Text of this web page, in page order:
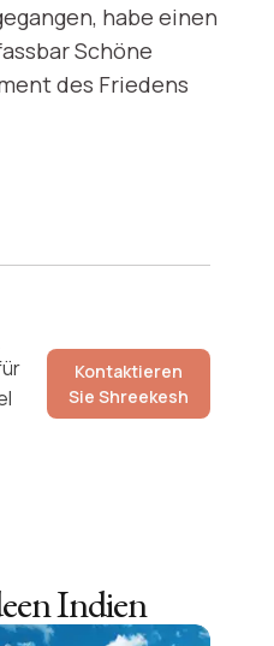
habe einen
Schöne
des Friedens
Kontaktieren
Sie Shreekesh
Indien